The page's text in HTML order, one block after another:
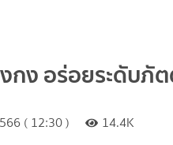
ง อร่อยระดับภั
( 12:30 ) 14.4K